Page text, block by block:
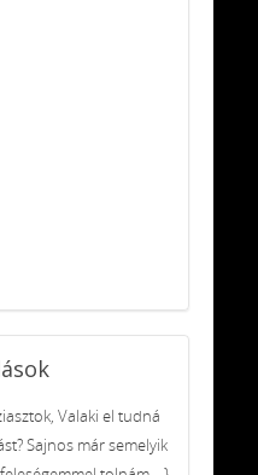
Valaki el tudná
Sajnos már semelyik